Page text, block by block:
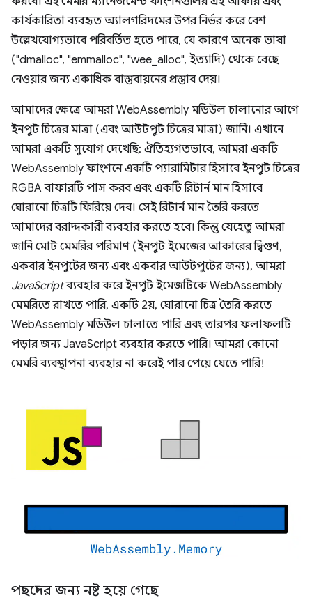
কার্যকারিতা ব্যবহৃত অ্যালগরিদমের উপর নির্ভর করে বেশ
উল্লেখযোগ্যভাবে পরিবর্তিত হতে পারে, যে কারণে অনেক ভাষা
("dmalloc", "emmalloc", "wee_alloc", ইত্যাদি) থেকে বেছে
নেওয়ার জন্য একাধিক বাস্তবায়নের প্রস্তাব দেয়।
আমাদের ক্ষেত্রে আমরা WebAssembly মডিউল চালানোর আগে
ইনপুট চিত্রের মাত্রা (এবং আউটপুট চিত্রের মাত্রা) জানি। এখানে
আমরা একটি সুযোগ দেখেছি: ঐতিহ্যগতভাবে, আমরা একটি
WebAssembly ফাংশনে একটি প্যারামিটার হিসাবে ইনপুট চিত্রের
RGBA বাফারটি পাস করব এবং একটি রিটার্ন মান হিসাবে
ঘোরানো চিত্রটি ফিরিয়ে দেব। সেই রিটার্ন মান তৈরি করতে
আমাদের বরাদ্দকারী ব্যবহার করতে হবে। কিন্তু যেহেতু আমরা
জানি মোট মেমরির পরিমাণ (ইনপুট ইমেজের আকারের দ্বিগুণ,
একবার ইনপুটের জন্য এবং একবার আউটপুটের জন্য), আমরা
JavaScriptব্যবহার করে ইনপুট ইমেজটিকে WebAssembly
মেমরিতে রাখতে পারি, একটি 2য়, ঘোরানো চিত্র তৈরি করতে
WebAssembly মডিউল চালাতে পারি এবং তারপর ফলাফলটি
পড়ার জন্য JavaScript ব্যবহার করতে পারি। আমরা কোনো
মেমরি ব্যবস্থাপনা ব্যবহার না করেই পার পেয়ে যেতে পারি!
পছন্দের জন্য নষ্ট হয়ে গেছে